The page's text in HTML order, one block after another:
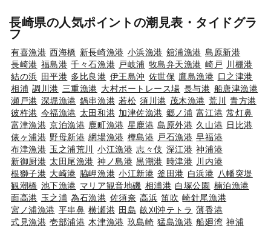
長崎県の人気ポイントの潮見表・タイドグラ
フ
有喜漁港 西海橋 新長崎漁港 小浜漁港 舘浦漁港 島原新港
長崎港 福島港 千々石漁港 戸岐浦 牧島弁天漁港 崎戸
川棚港
結の浜 田平港 多比良港 伊王島沖 佐世保 鷹島漁港 口之津港
相浦 調川港 三重漁港 大村ボートレース場 長与港 船唐津漁港
瀬戸港 深堀漁港 鍋串漁港 若松 須川港 茂木漁港 荒川 青方港
彼杵港 今福漁港 太田和港 加津佐漁港 郷ノ浦 富江港 常灯鼻
富津漁港 京泊漁港 鹿町漁港 星鹿港 島原外港 久山港 日比港
俵ヶ浦港 野母新港 網場漁港 樺島港 戸石漁港 早福港
布津漁港 玉之浦荒川 小江漁港 志々伎 深江港 神浦港
新御厨港 太田尾漁港 神ノ島港 黒潮港 時津港 川内港
根獅子港 大崎港 脇岬漁港 小江新港 釜田港 白浜港 八幡突堤
観潮橋 池下漁港 マリア観音地磯 相浦港 白塚公園 楠泊漁港
面高港 玉之浦 為石漁港 佐須奈 高浜 笛吹 崎針尾漁港
宮ノ浦漁港 平串鼻 横瀬港 田島 畝刈沖テトラ 薄香港
式見漁港 壱部浦港 木津漁港 玖島崎 猛島漁港 船廻湾 神浦